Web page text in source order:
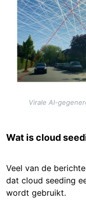
Virale AI-
Wat is cloud
Veel van de
dat cloud seeding
wordt gebruikt.